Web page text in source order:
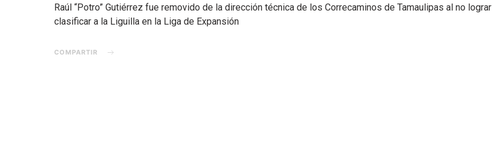
Raúl “Potro” Gutiérrez fue removido de la dirección técnica de los Correcaminos de Tamaulipas al no lograr
clasificar a la Liguilla en la Liga de Expansión
COMPARTIR